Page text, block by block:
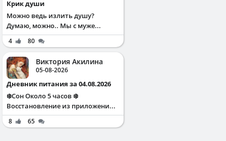
Крик души
Можно ведь излить душу?
Думаю, можно.. Мы с муже...
4 80
Виктория Акилина
05-08-2026
Дневник питания за 04.08.2026
❄️Сон Около 5 часов ❄️
Восстановление из приложени...
8 65